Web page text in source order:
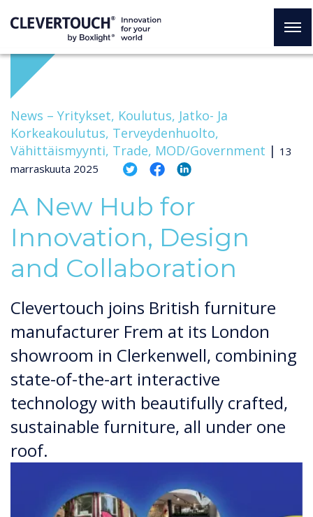
News – Yritykset, Koulutus, Jatko- Ja
Korkeakoulutus, Terveydenhuolto,
Vähittäismyynti, Trade, MOD/Government | 13
marraskuuta 2025
A New Hub for
Innovation, Design
and Collaboration
Clevertouch joins British furniture
manufacturer Frem at its London
showroom in Clerkenwell, combining
state-of-the-art interactive
technology with beautifully crafted,
sustainable furniture, all under one
roof.